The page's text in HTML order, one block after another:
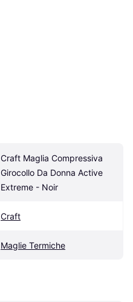
Craft Maglia Compressiva
Girocollo Da Donna Active
Extreme - Noir
Craft
Maglie Termiche